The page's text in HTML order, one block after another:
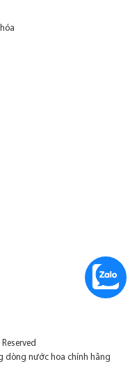
dòng nước hoa chính hãng